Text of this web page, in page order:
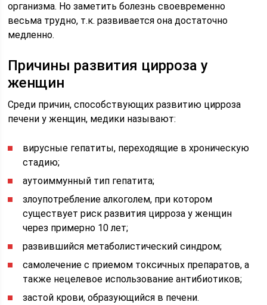
организма. Но заметить болезнь своевременно
весьма трудно, т.к. развивается она достаточно
медленно.
Причины развития цирроза у
женщин
Среди причин, способствующих развитию цирроза
печени у женщин, медики называют:
вирусные гепатиты, переходящие в хроническую
стадию;
аутоиммунный тип гепатита;
злоупотребление алкоголем, при котором
существует риск развития цирроза у женщин
через примерно 10 лет;
развившийся метаболистический синдром;
самолечение с приемом токсичных препаратов, а
также нецелевое использование антибиотиков;
застой крови, образующийся в печени.